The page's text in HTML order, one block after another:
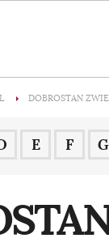
DOBROSTAN
E F G